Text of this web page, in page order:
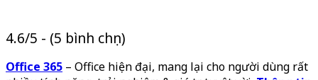
4.6/5 - (5 bình chọn)
Office 365 – Office hiện đại, mang lại cho người dùng rất